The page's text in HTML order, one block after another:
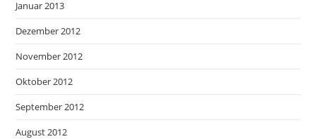
Januar 2013
Dezember 2012
November 2012
Oktober 2012
September 2012
August 2012